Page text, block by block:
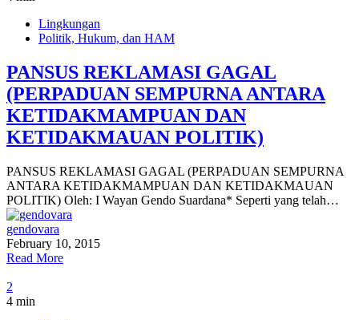
Lingkungan
Politik, Hukum, dan HAM
PANSUS REKLAMASI GAGAL
(PERPADUAN SEMPURNA ANTARA
KETIDAKMAMPUAN DAN
KETIDAKMAUAN POLITIK)
PANSUS REKLAMASI GAGAL (PERPADUAN SEMPURNA
ANTARA KETIDAKMAMPUAN DAN KETIDAKMAUAN
POLITIK) Oleh: I Wayan Gendo Suardana* Seperti yang telah…
gendovara
February 10, 2015
Read More
2
4 min